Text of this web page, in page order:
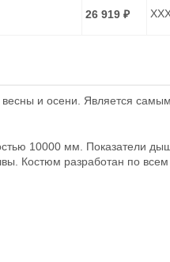
26 919 ₽
и осени. Является
10000 мм. Показатели
Костюм разработан по